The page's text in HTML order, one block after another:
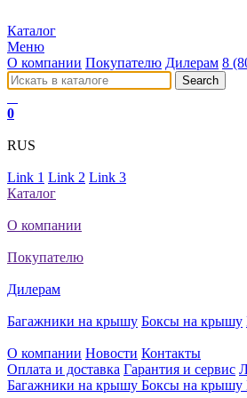
Каталог
Меню
О компании Покупателю Дилерам 8
0
RUS
Link 1 Link 2 Link 3
Каталог
О компании
Покупателю
Дилерам
Багажники на крышу Боксы на крышу
О компании Новости Контакты
Оплата и доставка Гарантия и сервис
Багажники на крышу Боксы на крышу